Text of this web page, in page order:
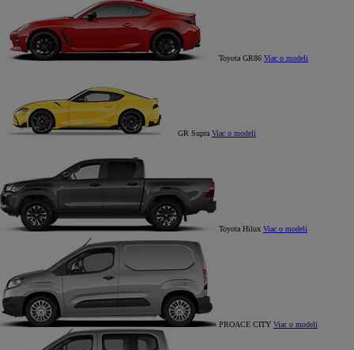
Toyota GR86 Viac o modeli
GR Supra Viac o modeli
Toyota Hilux Viac o modeli
PROACE CITY Viac o modeli